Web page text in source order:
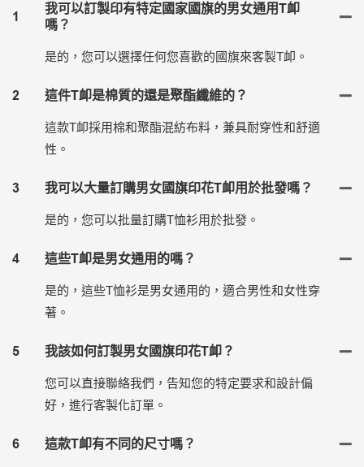
1
我可以訂製印有特定國家國旗的男女通用T卹
嗎？
是的，您可以選擇任何您喜歡的國旗來客製T卹。
2 這件T卹是棉質的還是聚酯纖維的？
這款T卹採用棉和聚酯混紡布料，兼具耐穿性和舒適
性。
3 我可以大量訂購男女國旗印花T卹用於批發嗎？
是的，您可以批量訂購T恤衫用於批發。
4 這些T卹是男女通用的嗎？
是的，這些T恤衫是男女通用的，適合男性和女性穿
著。
5 我該如何訂製男女國旗印花T卹？
您可以直接聯絡我們，告知您的特定要求和設計偏
好，進行客製化訂單。
6 這款T卹有不同的尺寸嗎？